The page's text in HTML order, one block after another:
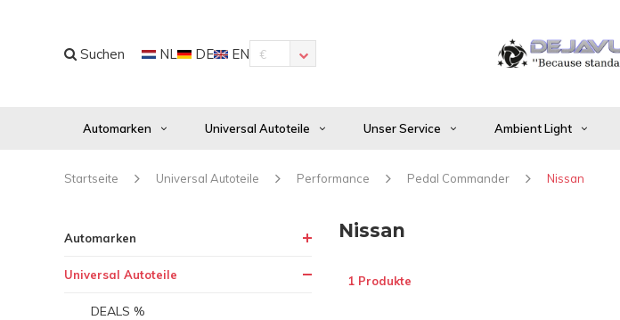
Suchen NL DE EN €
Automarken Universal Autoteile Unser Service Ambient Light
Startseite Universal Autoteile Performance Pedal Commander Nissan
Automarken
Universal Autoteile
DEALS %
Nissan
1 Produkte